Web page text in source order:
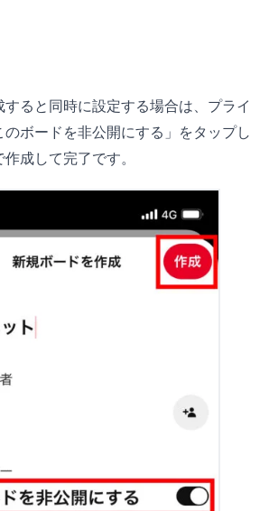
ると同時に設定する場合は、プライ
ボードを非公開にする」をタップし
成して完了です。